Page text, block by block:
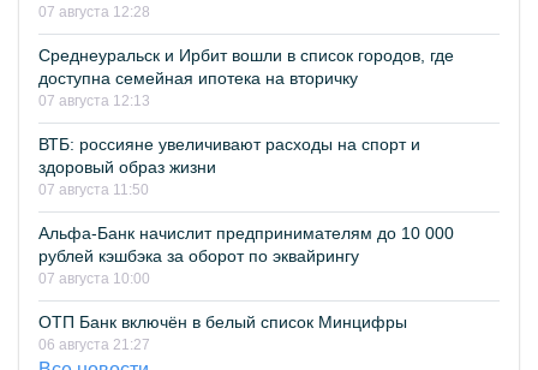
07 августа 12:28
Среднеуральск и Ирбит вошли в список городов, где
доступна семейная ипотека на вторичку
07 августа 12:13
ВТБ: россияне увеличивают расходы на спорт и
здоровый образ жизни
07 августа 11:50
Альфа-Банк начислит предпринимателям до 10 000
рублей кэшбэка за оборот по эквайрингу
07 августа 10:00
ОТП Банк включён в белый список Минцифры
06 августа 21:27